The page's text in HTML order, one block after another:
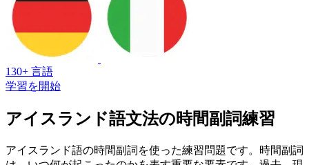
130+ 言語
学習を開始
アイスランド語文法の時間副詞練習
アイスランド語の時間副詞を使った練習問題です。時間副詞